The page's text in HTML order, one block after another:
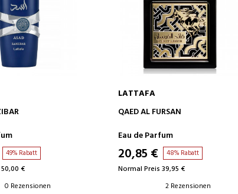
WARENKORB
49% Rabatt
€
0 Rezensionen
IN DEN WARENKORB
LATTAFA
QAED AL FURSAN
Eau de Parfum
20,85 € 48% Rabatt
Normal Preis 39,95 €
2 Rezensionen